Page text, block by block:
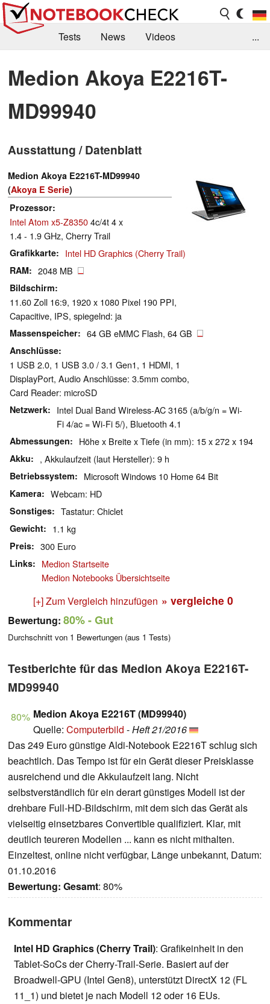
Tests News
Videos
Kaufberatung
Deals Suche
Jobs
Forum
...
Medion Akoya E2216T-
MD99940
Ausstattung / Datenblatt
Medion Akoya E2216T-MD99940
(Akoya E Serie)
Prozessor
Intel Atom x5-Z83504c/4t 4 x
1.4 - 1.9 GHz, Cherry Trail
Grafikkarte Intel HD Graphics (Cherry Trail)
RAM 2048 MB
Bildschirm
11.60 Zoll 16:9, 1920 x 1080 Pixel 190 PPI,
Capacitive, IPS, spiegelnd: ja
Massenspeicher 64 GB eMMC Flash, 64 GB
Anschlüsse
1 USB 2.0, 1 USB 3.0 / 3.1 Gen1, 1 HDMI, 1
DisplayPort, Audio Anschlüsse: 3.5mm combo,
Card Reader: microSD
Netzwerk
Intel Dual Band Wireless-AC 3165 (a/b/g/n = Wi-
Fi 4/ac = Wi-Fi 5/), Bluetooth 4.1
Abmessungen Höhe x Breite x Tiefe (in mm): 15 x 272 x 194
Akku , Akkulaufzeit (laut Hersteller): 9 h
Betriebssystem Microsoft Windows 10 Home 64 Bit
Kamera Webcam: HD
Sonstiges Tastatur: Chiclet
Gewicht 1.1 kg
Preis 300 Euro
Links
Medion Startseite
Medion Notebooks Übersichtseite
[+] Zum Vergleich hinzufügen » vergleiche 0
Bewertung: 80%- Gut
Durchschnitt von 1 Bewertungen (aus 1 Tests)
Testberichte für das Medion Akoya E2216T-
MD99940
80% Medion Akoya E2216T (MD99940)
Quelle: Computerbild -Heft 21/2016
Das 249 Euro günstige Aldi-Notebook E2216T schlug sich
beachtlich. Das Tempo ist für ein Gerät dieser Preisklasse
ausreichend und die Akkulaufzeit lang. Nicht
selbstverständlich für ein derart günstiges Modell ist der
drehbare Full-HD-Bildschirm, mit dem sich das Gerät als
vielseitig einsetzbares Convertible qualifiziert. Klar, mit
deutlich teureren Modellen ... kann es nicht mithalten.
Einzeltest, online nicht verfügbar, Länge unbekannt, Datum:
01.10.2016
Bewertung: Gesamt: 80%
Kommentar
Intel HD Graphics (Cherry Trail): Grafikeinheit in den
Tablet-SoCs der Cherry-Trail-Serie. Basiert auf der
Broadwell-GPU (Intel Gen8), unterstützt DirectX 12 (FL
11_1) und bietet je nach Modell 12 oder 16 EUs.